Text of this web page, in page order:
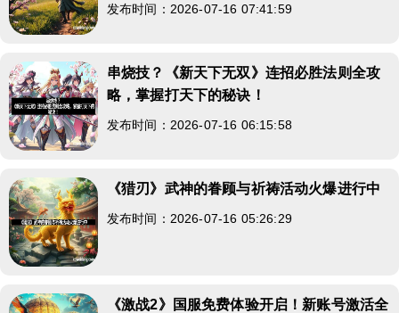
发布时间：2026-07-16 07:41:59
串烧技？《新天下无双》连招必胜法则全攻
略，掌握打天下的秘诀！
发布时间：2026-07-16 06:15:58
《猎刃》武神的眷顾与祈祷活动火爆进行中
发布时间：2026-07-16 05:26:29
《激战2》国服免费体验开启！新账号激活全